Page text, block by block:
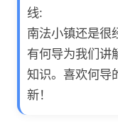
线:
南法小镇还是很
有何导为我们讲
知识。喜欢何导
新！